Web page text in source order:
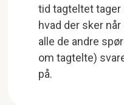
tid tagteltet tager
hvad der sker
alle de andre
om tagtelte)
på.